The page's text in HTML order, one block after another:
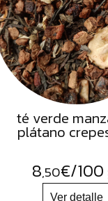
té verde
plátano
8,50€/100